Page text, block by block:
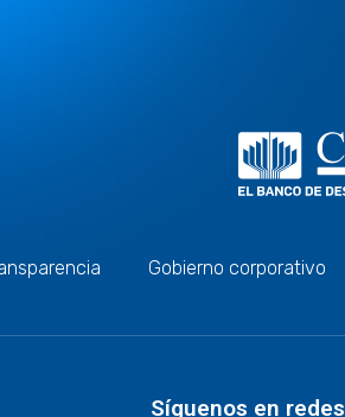
Gobierno corporativo
Síguenos en redes